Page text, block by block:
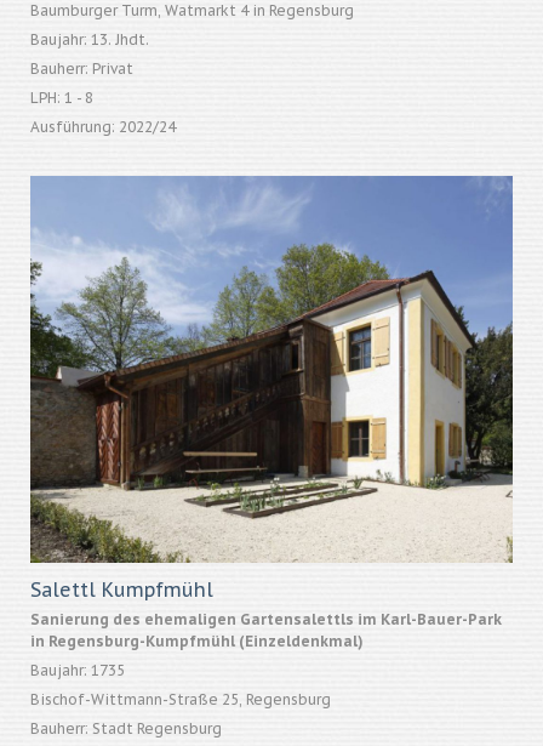
Baumburger Turm, Watmarkt 4 in Regensburg
Baujahr: 13. Jhdt.
Bauherr: Privat
LPH: 1 - 8
Ausführung: 2022/24
Salettl Kumpfmühl
Sanierung des ehemaligen Gartensalettls im Karl-Bauer-Park
in Regensburg-Kumpfmühl (Einzeldenkmal)
Baujahr: 1735
Bischof-Wittmann-Straße 25, Regensburg
Bauherr: Stadt Regensburg